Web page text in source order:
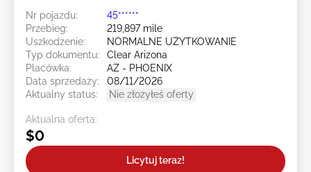
Nr pojazdu:
45******
Przebieg:
219,897 mile
Uszkodzenie:
NORMALNE UŻYTKOWANIE
Typ dokumentu:
Clear Arizona
Placówka:
AZ - PHOENIX
Data sprzedaży:
08/11/2026
Aktualny status:
Nie złożyłeś oferty
Aktualna oferta:
$0
Licytuj teraz!